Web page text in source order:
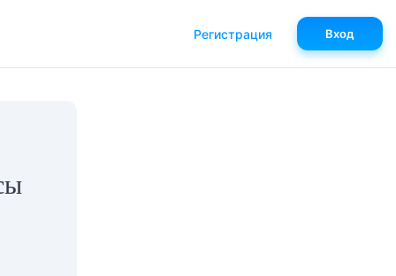
Регистрация Вход